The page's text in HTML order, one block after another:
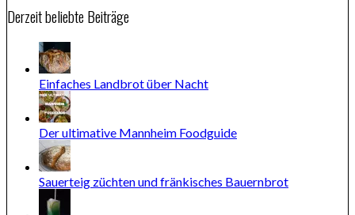
Derzeit beliebte Beiträge
Einfaches Landbrot über Nacht
Der ultimative Mannheim Foodguide
Sauerteig züchten und fränkisches Bauernbrot